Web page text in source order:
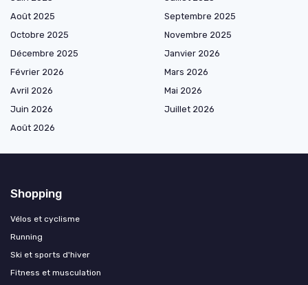
Août 2025
Septembre 2025
Octobre 2025
Novembre 2025
Décembre 2025
Janvier 2026
Février 2026
Mars 2026
Avril 2026
Mai 2026
Juin 2026
Juillet 2026
Août 2026
Shopping
Vélos et cyclisme
Running
Ski et sports d'hiver
Fitness et musculation